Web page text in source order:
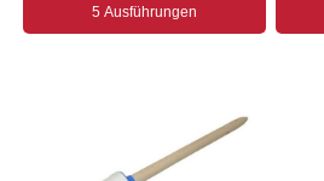
5 Ausführungen